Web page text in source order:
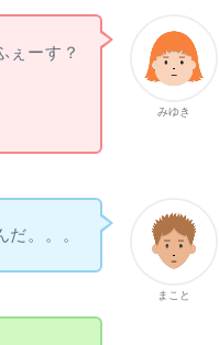
みゆき
ぇーす？
まこと
。。。